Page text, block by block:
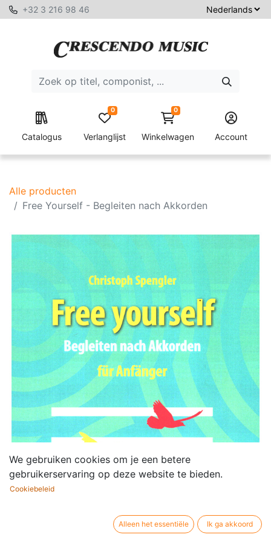
+32 3 216 98 46
Catalogus Verlanglijst
0 0
Winkelwagen Account
Alle producten
Free Yourself - Begleiten nach Akkorden
We gebruiken cookies om je een betere
gebruikerservaring op deze website te bieden.
Cookiebeleid
Alleen het essentiële Ik ga akkoord